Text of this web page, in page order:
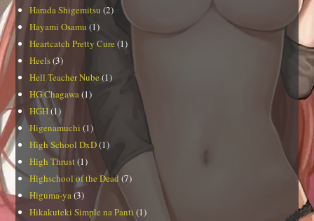
Harada Shigemitsu (2)
Hayami Osamu (1)
Heartcatch Pretty Cure (1)
Heels(3)
Hell Teacher Nube (1)
HG Chagawa(1)
HGH(1)
Higenamuchi (1)
High School DxD(1)
High Thrust(1)
Highschool of the Dead (7)
Higuma-ya(3)
Hikakuteki Simple na Panti (1)